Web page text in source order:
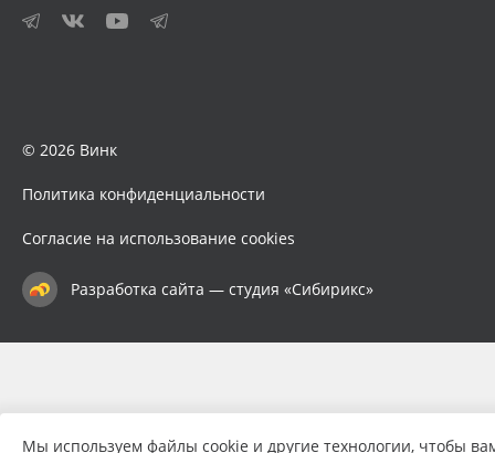
© 2026 Винк
Политика конфиденциальности
Согласие на использование cookies
Разработка сайта — студия «Сибирикс»
Мы используем файлы cookie и другие технологии, чтобы